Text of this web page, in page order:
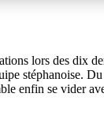
lors des dix
stéphanoise.
enfin se vider